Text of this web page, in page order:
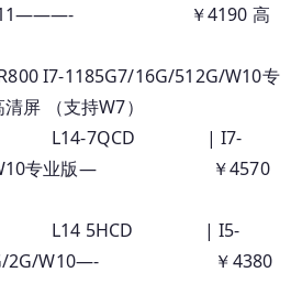
W11———- ￥4190 高
I7-1185G7/16G/512G/W10专
（支持W7）
: L14-7QCD | I7-
W10专业版— ￥4570
: L14 5HCD | I5-
2G/W10—- ￥4380